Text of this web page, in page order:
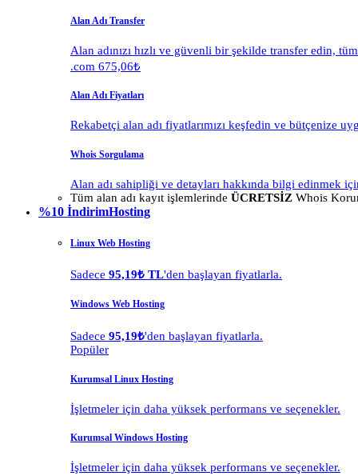
Alan Adı Transfer
Alan adınızı hızlı ve güvenli bir şekilde transfer edin,
.com 675,06₺
Alan Adı Fiyatları
Rekabetçi alan adı fiyatlarımızı keşfedin ve bütçenize
Whois Sorgulama
Alan adı sahipliği ve detayları hakkında bilgi edinmek
Tüm alan adı kayıt işlemlerinde ÜCRETSİZ Whois
%10 İndirimHosting
Linux Web Hosting
Sadece 95,19₺ TL'den başlayan fiyatlarla.
Windows Web Hosting
Sadece 95,19₺'den başlayan fiyatlarla.
Popüler
Kurumsal Linux Hosting
İşletmeler için daha yüksek performans ve seçenekler.
Kurumsal Windows Hosting
İşletmeler için daha yüksek performans ve seçenekler.